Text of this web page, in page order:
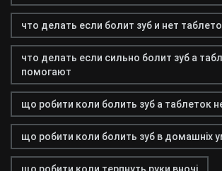
что делать если болит зуб и нет
что делать если сильно болит зуб а
помогают
що робити коли болить зуб а таблеток
що робити коли болить зуб в домашніх